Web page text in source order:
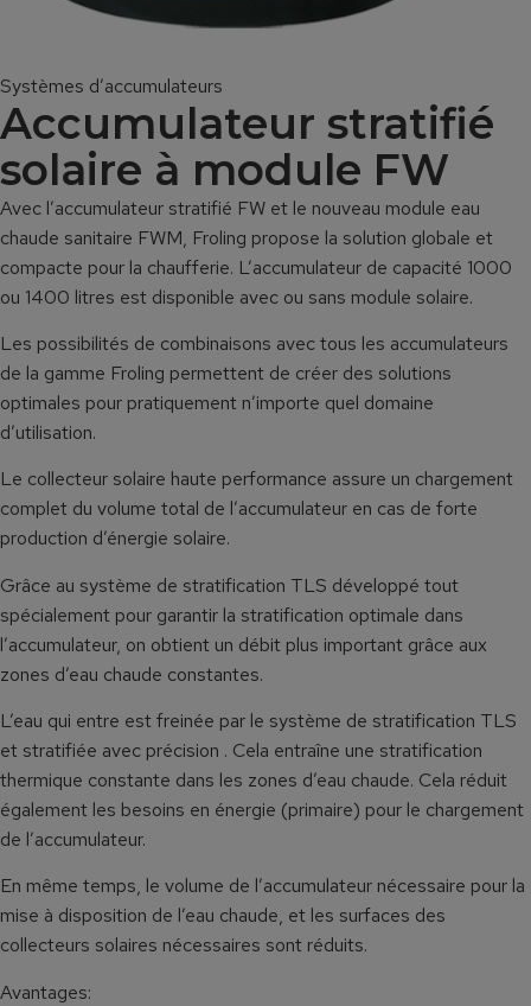
Systèmes d’accumulateurs
Accumulateur stratifié
solaire à module FW
Avec l’accumulateur stratifié FW et le nouveau module eau
chaude sanitaire FWM, Froling propose la solution globale et
compacte pour la chaufferie. L’accumulateur de capacité 1000
ou 1400 litres est disponible avec ou sans module solaire.
Les possibilités de combinaisons avec tous les accumulateurs
de la gamme Froling permettent de créer des solutions
optimales pour pratiquement n’importe quel domaine
d’utilisation.
Le collecteur solaire haute performance assure un chargement
complet du volume total de l’accumulateur en cas de forte
production d’énergie solaire.
Grâce au système de stratification TLS développé tout
spécialement pour garantir la stratification optimale dans
l’accumulateur, on obtient un débit plus important grâce aux
zones d’eau chaude constantes.
L’eau qui entre est freinée par le système de stratification TLS
et stratifiée avec précision . Cela entraîne une stratification
thermique constante dans les zones d’eau chaude. Cela réduit
également les besoins en énergie (primaire) pour le chargement
de l’accumulateur.
En même temps, le volume de l’accumulateur nécessaire pour la
mise à disposition de l’eau chaude, et les surfaces des
collecteurs solaires nécessaires sont réduits.
Avantages: